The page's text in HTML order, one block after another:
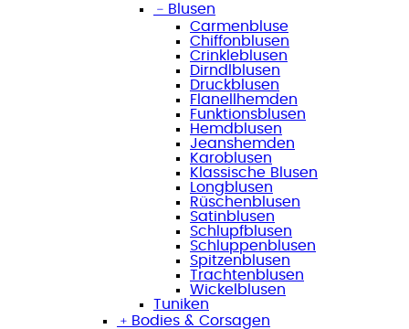
﹣ Blusen
Carmenbluse
Chiffonblusen
Crinkleblusen
Dirndlblusen
Druckblusen
Flanellhemden
Funktionsblusen
Hemdblusen
Jeanshemden
Karoblusen
Klassische Blusen
Longblusen
Rüschenblusen
Satinblusen
Schlupfblusen
Schluppenblusen
Spitzenblusen
Trachtenblusen
Wickelblusen
Tuniken
﹢ Bodies & Corsagen